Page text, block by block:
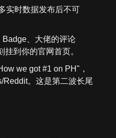
实时数据发布后不可
Badge、大佬的评论
挂到你的官网首页。
we got #1 on PH"，
Reddit。这是第二波长尾